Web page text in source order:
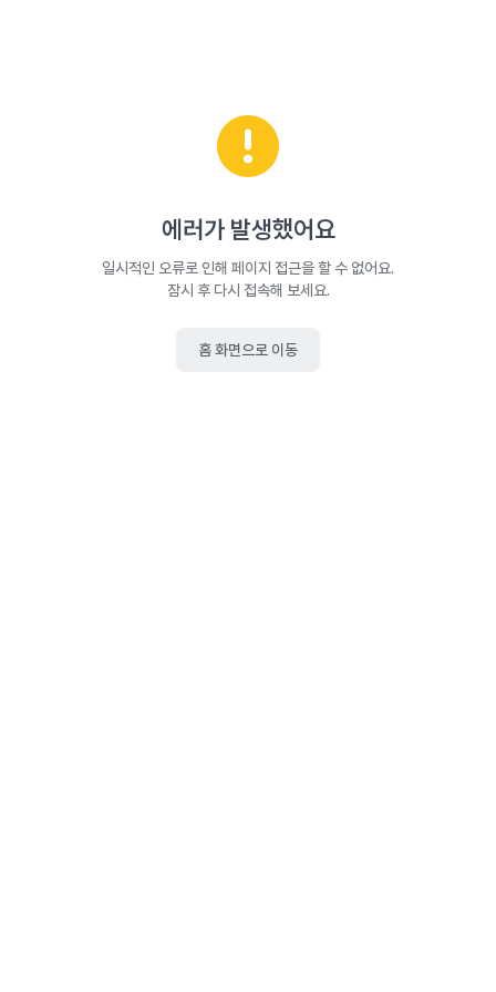
에러가 발생했어요
일시적인 오류로 인해 페이지 접근을 할 수 없어요.
잠시 후 다시 접속해 보세요.
홈 화면으로 이동